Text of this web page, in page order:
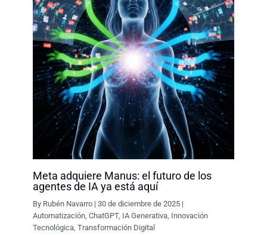
Meta adquiere Manus: el futuro de los
agentes de IA ya está aquí
By Rubén Navarro |30 de diciembre de 2025 |
Automatización ,ChatGPT, IA Generativa Innovación
Tecnológica ,Transformación Digital